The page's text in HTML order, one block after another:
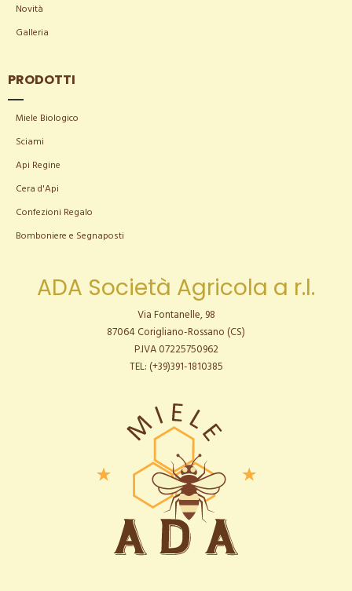
Novità
Galleria
PRODOTTI
Miele Biologico
Sciami
Api Regine
Cera d'Api
Confezioni Regalo
Bomboniere e Segnaposti
ADA Società Agricola a r.l.
Via Fontanelle, 98
87064 Corigliano-Rossano (CS)
P.IVA 07225750962
TEL: (+39)391-1810385